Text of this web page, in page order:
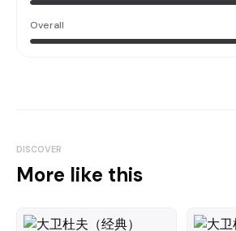
Overall
DISCOVER
More like this